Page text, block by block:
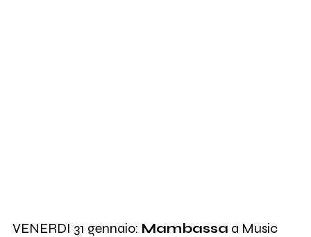
VENERDI 31 gennaio: Mambassa a Music